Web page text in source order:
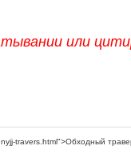
или